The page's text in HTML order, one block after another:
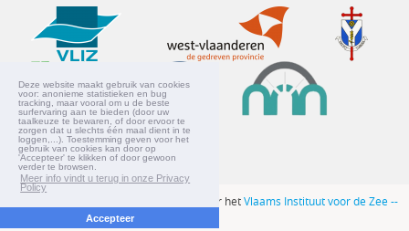
Deze website maakt gebruik van cookies
voor: anonieme statistieken en bug
tracking, maar vooral om u de beste
surfervaring aan te bieden (door uw
taalkeuze te bewaren, of door ervoor te
zorgen dat u slechts één maal dient in te
loggen,...). Toestemming geven voor het
gebruik van cookies kan door op
'Accepteer' te klikken of door gewoon
verder te browsen.
Meer info vindt u terug in onze Privacy
Policy
Accepteer
Website ontwikkeld en onderhouden door hetVlaams Instituut voor de Zee --